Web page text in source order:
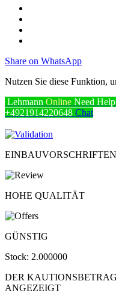
Share on WhatsApp
Nutzen Sie diese Funktion,
Lehmann Online Need
+4921914220648 Chat
HOHE QUALITÄT
GÜNSTIG
Stock: 2.000000
DER
ANGEZEIGT